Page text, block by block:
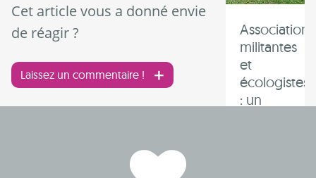
Associations
militantes
et
écologistes
: un
Cet article vous a donné envie
de réagir ?
Laissez un commentaire !